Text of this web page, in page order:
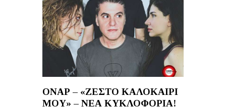
ΟΝΑΡ – «ΖΕΣΤΟ ΚΑΛΟΚΑΙΡΙ
ΜΟΥ» – ΝΕΑ ΚΥΚΛΟΦΟΡΙΑ!